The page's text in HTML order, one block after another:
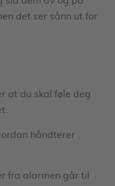
det ser sånn ut for
at du skal føle deg
håndterer
fra alarmen går til